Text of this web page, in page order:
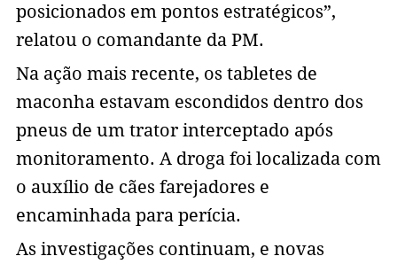
posicionados em pontos estratégicos”,
relatou o comandante da PM.
Na ação mais recente, os tabletes de
maconha estavam escondidos dentro dos
pneus de um trator interceptado após
monitoramento. A droga foi localizada com
o auxílio de cães farejadores e
encaminhada para perícia.
As investigações continuam, e novas